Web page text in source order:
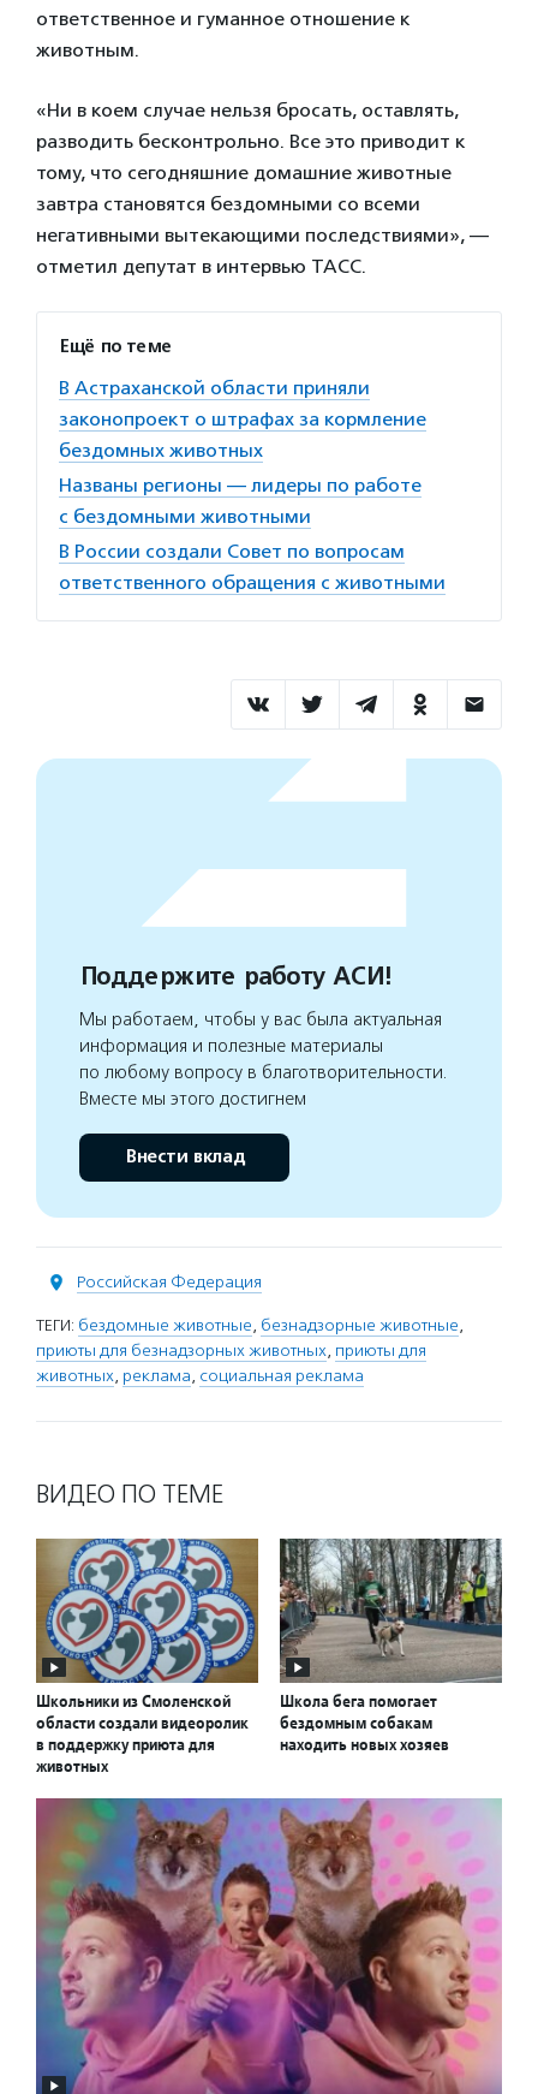
ответственное и гуманное отношение к
животным.
«Ни в коем случае нельзя бросать, оставлять,
разводить бесконтрольно. Все это приводит к
тому, что сегодняшние домашние животные
завтра становятся бездомными со всеми
негативными вытекающими последствиями», —
отметил депутат в интервью ТАСС.
Ещё по теме
В Астраханской области приняли
законопроект о штрафах за кормление
бездомных животных
Названы регионы — лидеры по работе
с бездомными животными
В России создали Совет по вопросам
ответственного обращения с животными
Поддержите работу АСИ!
Мы работаем, чтобы у вас была актуальная
информация и полезные материалы
по любому вопросу в благотворительности.
Вместе мы этого достигнем
Внести вклад
Российская Федерация
ТЕГИ: бездомные животные, безнадзорные животные,
приюты для безнадзорных животных, приюты для
животных, реклама, социальная реклама
ВИДЕО ПО ТЕМЕ
Школьники из Смоленской
области создали видеоролик
в поддержку приюта для
животных
Школа бега помогает
бездомным собакам
находить новых хозяев